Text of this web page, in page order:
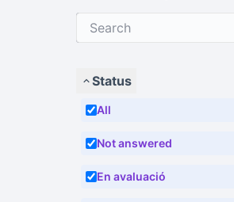
Status
All
Not answered
En avaluació